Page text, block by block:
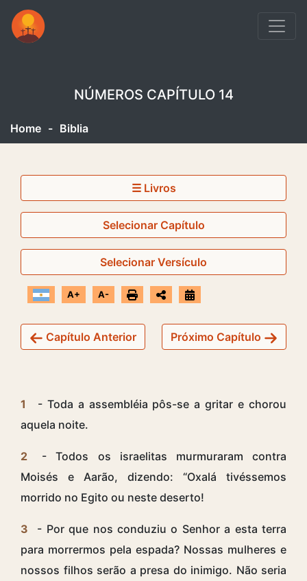
NÚMEROS CAPÍTULO 14
Home - Biblia
☰ Livros
Selecionar Capítulo
Selecionar Versículo
A+ A-
Capítulo Anterior Próximo Capítulo
1
- Toda a assembléia pôs-se a gritar e chorou
aquela noite.
2
- Todos os israelitas murmuraram contra
Moisés e Aarão, dizendo: “Oxalá tivéssemos
morrido no Egito ou neste deserto!
3
- Por que nos conduziu o Senhor a esta terra
para morrermos pela espada? Nossas mulheres e
nossos filhos serão a presa do inimigo. Não seria